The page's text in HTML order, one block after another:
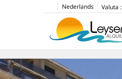
Nederlands Valuta :